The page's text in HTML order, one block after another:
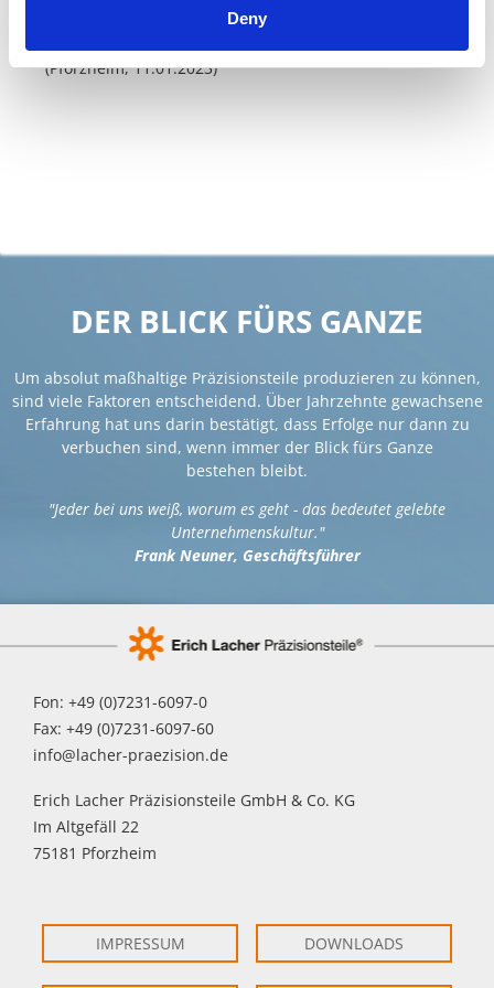
Deny
Bestechung ausgeschlossen sind.
(Pforzheim, 11.01.2023)
DER BLICK FÜRS GANZE
Um absolut maßhaltige Präzisionsteile produzieren zu können,
sind viele Faktoren entscheidend. Über Jahrzehnte gewachsene
Erfahrung hat uns darin bestätigt, dass Erfolge nur dann zu
verbuchen sind, wenn immer der Blick fürs Ganze
bestehen bleibt.
"Jeder bei uns weiß, worum es geht - das bedeutet gelebte
Unternehmenskultur."
Frank Neuner, Geschäftsführer
Fon: +49 (0)7231-6097-0
Fax: +49 (0)7231-6097-60
info@lacher-praezision.de
Erich Lacher Präzisionsteile GmbH & Co. KG
Im Altgefäll 22
75181 Pforzheim
IMPRESSUM DOWNLOADS